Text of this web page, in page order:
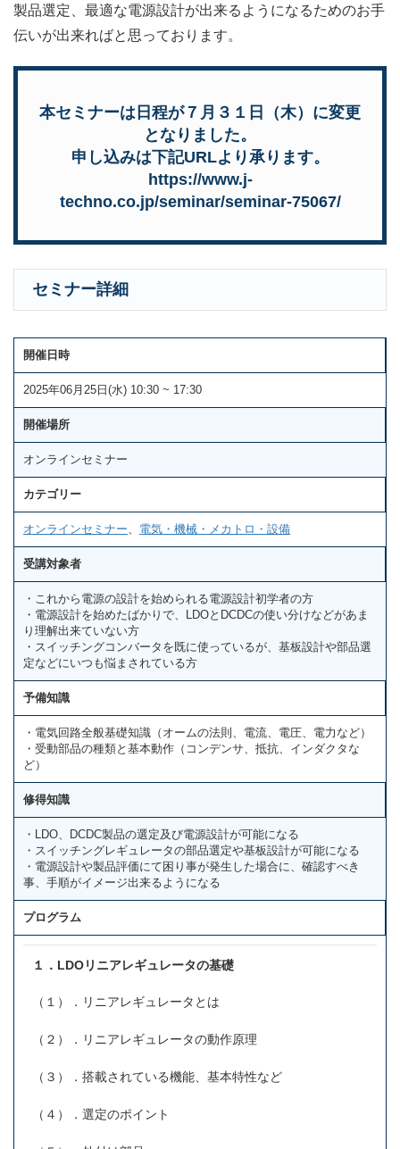
製品選定、最適な電源設計が出来るようになるためのお手
伝いが出来ればと思っております。
本セミナーは日程が７月３１日（木）に変更
となりました。
申し込みは下記URLより承ります。
https://www.j-
techno.co.jp/seminar/seminar-75067/
セミナー詳細
開催日時
2025年06月25日(水) 10:30 ~ 17:30
開催場所
オンラインセミナー
カテゴリー
オンラインセミナー 電気・機械・メカトロ・設備
受講対象者
・これから電源の設計を始められる電源設計初学者の方
・電源設計を始めたばかりで、LDOとDCDCの使い分けなどがあま
り理解出来ていない方
・スイッチングコンバータを既に使っているが、基板設計や部品選
定などにいつも悩まされている方
予備知識
・電気回路全般基礎知識（オームの法則、電流、電圧、電力など）
・受動部品の種類と基本動作（コンデンサ、抵抗、インダクタな
ど）
修得知識
・LDO、DCDC製品の選定及び電源設計が可能になる
・スイッチングレギュレータの部品選定や基板設計が可能になる
・電源設計や製品評価にて困り事が発生した場合に、確認すべき
事、手順がイメージ出来るようになる
プログラム
１．LDOリニアレギュレータの基礎
（１）．リニアレギュレータとは
（２）．リニアレギュレータの動作原理
（３）．搭載されている機能、基本特性など
（４）．選定のポイント